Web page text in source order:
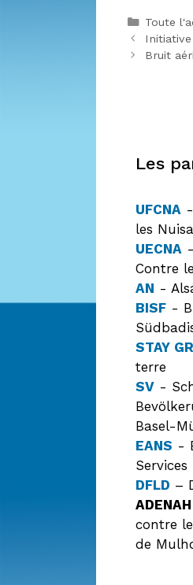
Toute
Bruit
Les
UFCNA
les
UECNA
Contre
AN -
BISF -
STAY
terre
SV -
Basel-
EANS -
Services
DFLD –
ADENAH
contre
de